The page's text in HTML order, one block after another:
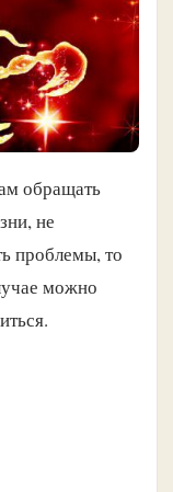
обращать
не
проблемы, то
можно